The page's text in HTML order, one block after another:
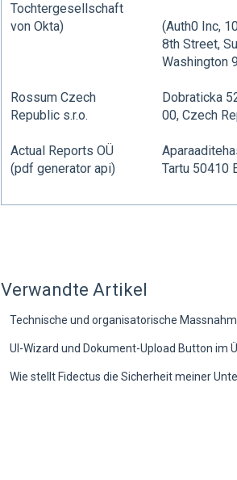
Tochtergesellschaft
von Okta)
(Auth0 Inc,
8th Street,
Washington
Rossum Czech
Republic s.r.o.
Dobraticka
00, Czech
Actual Reports OÜ
(pdf generator api)
Tartu 50410
Verwandte Artikel
Technische und organisatorische
UI-Wizard und Dokument-Upload Button im
Wie stellt Fidectus die Sicherheit meiner